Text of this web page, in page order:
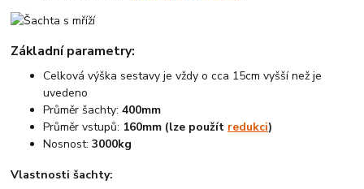
Základní parametry:
Celková výška sestavy je vždy o cca 15cm vyšší než je
uvedeno
Průměr šachty:400mm
Průměr vstupů: 160mm (lze použít redukci)
Nosnost:3000kg
Vlastnosti šachty: